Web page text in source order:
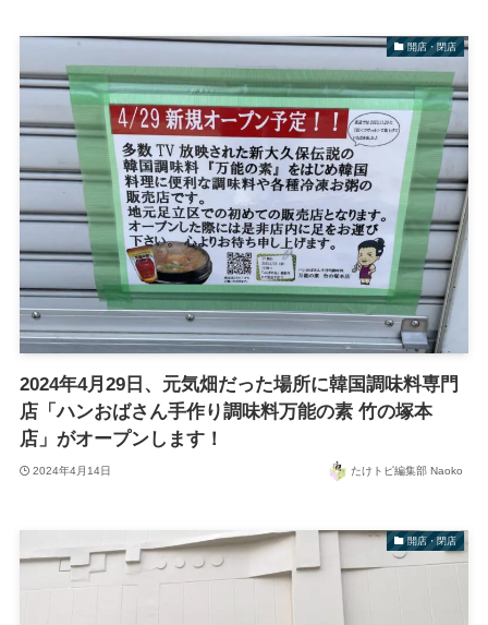
開店・閉店
2024年4月29日、元気畑だった場所に韓国調味料専門
店「ハンおばさん手作り調味料万能の素 竹の塚本
店」がオープンします！
2024年4月14日 たけトピ編集部 Naoko
開店・閉店